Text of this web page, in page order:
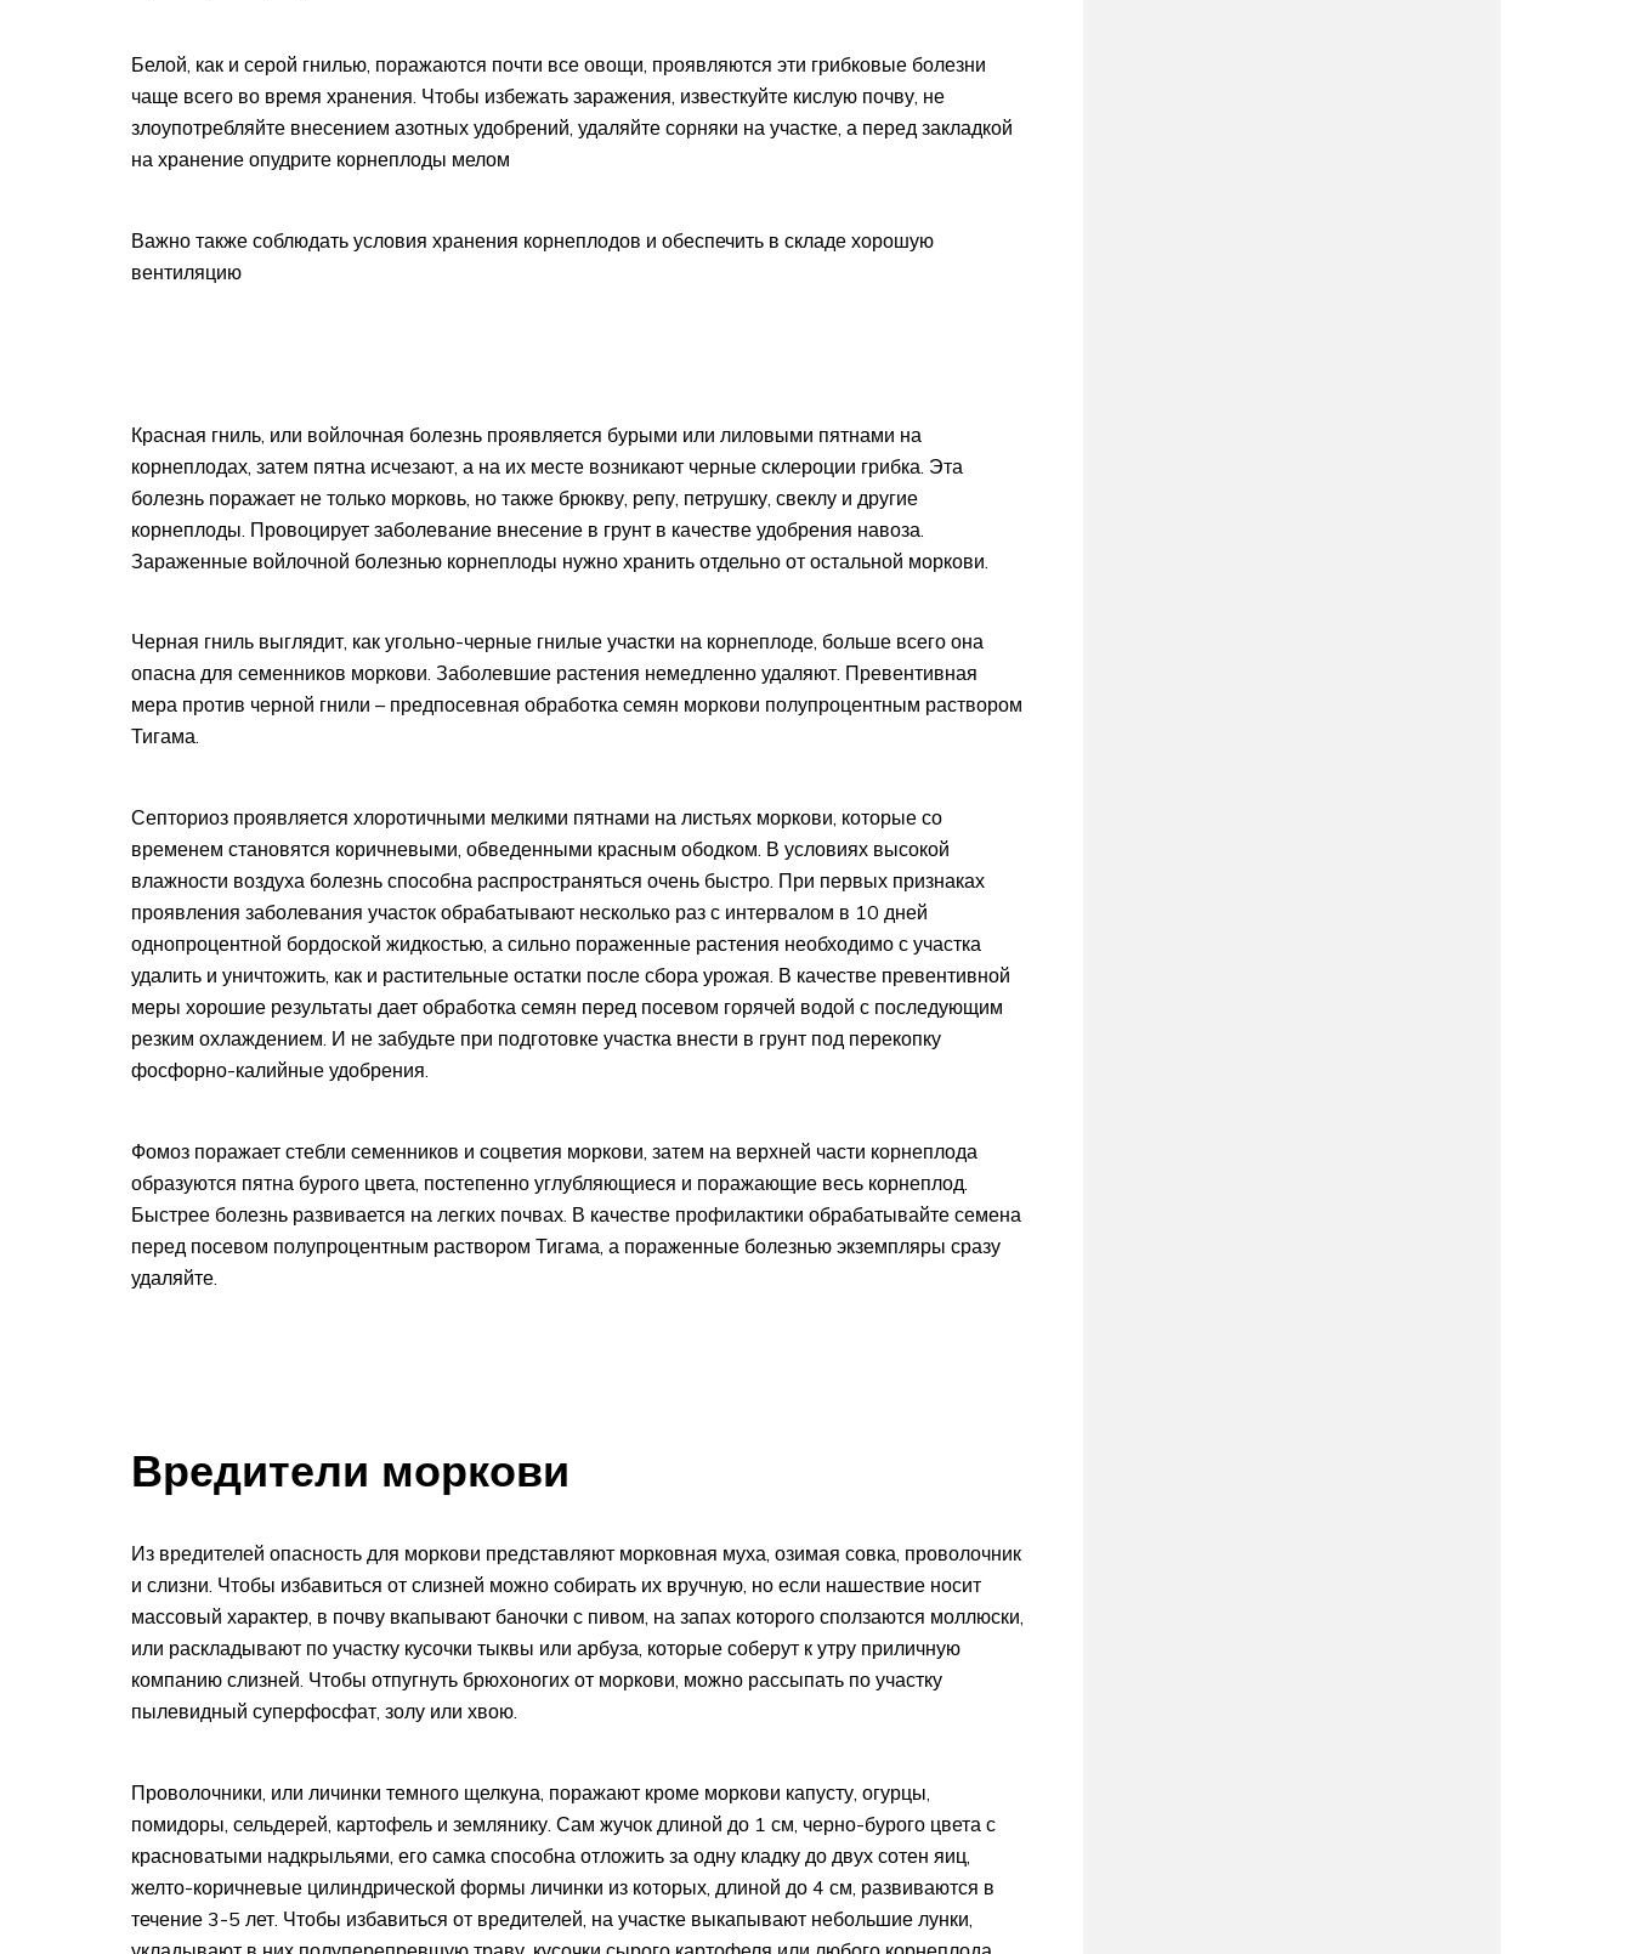
Белой, как и серой гнилью, поражаются почти все овощи, проявляются эти грибковые болезни
чаще всего во время хранения. Чтобы избежать заражения, известкуйте кислую почву, не
злоупотребляйте внесением азотных удобрений, удаляйте сорняки на участке, а перед закладкой
на хранение опудрите корнеплоды мелом
Важно также соблюдать условия хранения корнеплодов и обеспечить в складе хорошую
вентиляцию
Красная гниль, или войлочная болезнь проявляется бурыми или лиловыми пятнами на
корнеплодах, затем пятна исчезают, а на их месте возникают черные склероции грибка. Эта
болезнь поражает не только морковь, но также брюкву, репу, петрушку, свеклу и другие
корнеплоды. Провоцирует заболевание внесение в грунт в качестве удобрения навоза.
Зараженные войлочной болезнью корнеплоды нужно хранить отдельно от остальной моркови.
Черная гниль выглядит, как угольно-черные гнилые участки на корнеплоде, больше всего она
опасна для семенников моркови. Заболевшие растения немедленно удаляют. Превентивная
мера против черной гнили – предпосевная обработка семян моркови полупроцентным раствором
Тигама.
Септориоз проявляется хлоротичными мелкими пятнами на листьях моркови, которые со
временем становятся коричневыми, обведенными красным ободком. В условиях высокой
влажности воздуха болезнь способна распространяться очень быстро. При первых признаках
проявления заболевания участок обрабатывают несколько раз с интервалом в 10 дней
однопроцентной бордоской жидкостью, а сильно пораженные растения необходимо с участка
удалить и уничтожить, как и растительные остатки после сбора урожая. В качестве превентивной
меры хорошие результаты дает обработка семян перед посевом горячей водой с последующим
резким охлаждением. И не забудьте при подготовке участка внести в грунт под перекопку
фосфорно-калийные удобрения.
Фомоз поражает стебли семенников и соцветия моркови, затем на верхней части корнеплода
образуются пятна бурого цвета, постепенно углубляющиеся и поражающие весь корнеплод.
Быстрее болезнь развивается на легких почвах. В качестве профилактики обрабатывайте семена
перед посевом полупроцентным раствором Тигама, а пораженные болезнью экземпляры сразу
удаляйте.
Вредители моркови
Из вредителей опасность для моркови представляют морковная муха, озимая совка, проволочник
и слизни. Чтобы избавиться от слизней можно собирать их вручную, но если нашествие носит
массовый характер, в почву вкапывают баночки с пивом, на запах которого сползаются моллюски,
или раскладывают по участку кусочки тыквы или арбуза, которые соберут к утру приличную
компанию слизней. Чтобы отпугнуть брюхоногих от моркови, можно рассыпать по участку
пылевидный суперфосфат, золу или хвою.
Проволочники, или личинки темного щелкуна, поражают кроме моркови капусту, огурцы,
помидоры, сельдерей, картофель и землянику. Сам жучок длиной до 1 см, черно-бурого цвета с
красноватыми надкрыльями, его самка способна отложить за одну кладку до двух сотен яиц,
желто-коричневые цилиндрической формы личинки из которых, длиной до 4 см, развиваются в
течение 3-5 лет. Чтобы избавиться от вредителей, на участке выкапывают небольшие лунки,